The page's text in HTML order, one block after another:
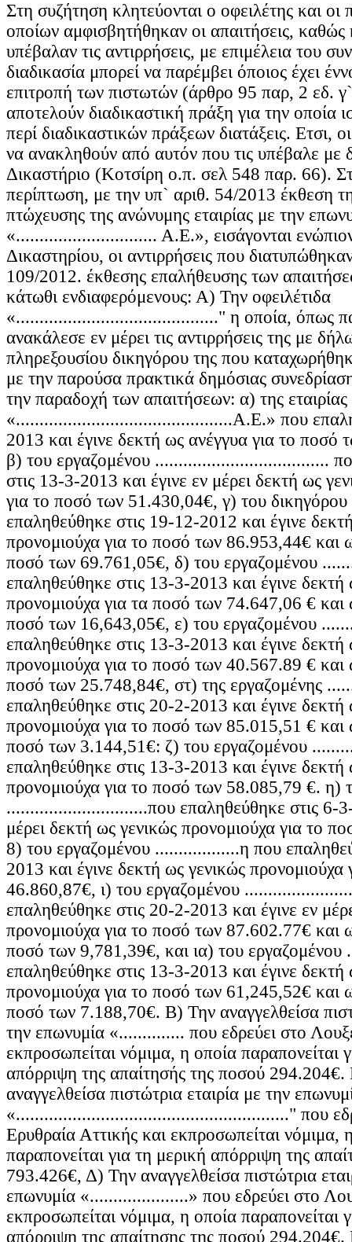
Στη συζήτηση κλητεύονται ο οφειλέτης και οι
οποίων αμφισβητήθηκαν οι απαιτήσεις, καθώς
υπέβαλαν τις αντιρρήσεις, με επιμέλεια του
διαδικασία μπορεί να παρέμβει όποιος έχει
επιτροπή των πιστωτών (άρθρο 95 παρ, 2 εδ.
αποτελούν διαδικαστική πράξη για την οποία
περί διαδικαστικών πράξεων διατάξεις. Ετσι,
να ανακληθούν από αυτόν που τις υπέβαλε με
Δικαστήριο (Κοτσίρη ο.π. σελ 548 παρ. 66).
περίπτωση, με την υπ` αριθ. 54/2013 έκθεση
πτώχευσης της ανώνυμης εταιρίας με την
«.............................. Α.Ε.», εισάγονται
Δικαστηρίου, οι αντιρρήσεις που
109/2012. έκθεσης επαλήθευσης των
κάτωθι ενδιαφερόμενους: Α) Την οφειλέτιδα
«..........................................." η οποία, όπως
ανακάλεσε εν μέρει τις αντιρρήσεις της με
πληρεξουσίου δικηγόρου της που
με την παρούσα πρακτικά δημόσιας
την παραδοχή των απαιτήσεων: α) της
«..............................................Α.Ε.» που
2013 και έγινε δεκτή ως ανέγγυα για το
β) του εργαζομένου .....................................
στις 13-3-2013 και έγινε εν μέρει δεκτή ως
για το ποσό των 51.430,04€, γ) του
επαληθεύθηκε στις 19-12-2012 και έγινε
προνομιούχα για το ποσό των 86.953,44€ και
ποσό των 69.761,05€, δ) του εργαζομένου
επαληθεύθηκε στις 13-3-2013 και έγινε δεκτή
προνομιούχα για τα ποσό των 74.647,06 € και
ποσό των 16,643,05€, ε) του εργαζομένου
επαληθεύθηκε στις 13-3-2013 και έγινε δεκτή
προνομιούχα για το ποσό των 40.567.89 € και
ποσό των 25.748,84€, στ) της εργαζομένης
επαληθεύθηκε στις 20-2-2013 και έγινε δεκτή
προνομιούχα για το ποσό των 85.015,51 € και
ποσό των 3.144,51€: ζ) του εργαζομένου
επαληθεύθηκε στις 13-3-2013 και έγινε δεκτή
προνομιούχα για το ποσό των 58.085,79 €. η)
..............................που επαληθεύθηκε στις 6-
μέρει δεκτή ως γενικώς προνομιούχα για το
8) του εργαζομένου ..................η που
2013 και έγινε δεκτή ως γενικώς
46.860,87€, ι) του εργαζομένου
επαληθεύθηκε στις 20-2-2013 και έγινε εν
προνομιούχα για το ποσό των 87.602.77€ και
ποσό των 9,781,39€, και ια) του
επαληθεύθηκε στις 13-3-2013 και έγινε δεκτή
προνομιούχα για το ποσό των 61,245,52€ και
ποσό των 7.188,70€. Β) Την αναγγελθείσα
την επωνυμία «.............. που εδρεύει στο
εκπροσωπείται νόμιμα, η οποία παραπονείται
απόρριψη της απαίτησής της ποσού
αναγγελθείσα πιστώτρια εταιρία με την
«.........................................................." που
Ερυθραία Αττικής και εκπροσωπείται νόμιμα,
παραπονείται για τη μερική απόρριψη της
793.426€, Δ) Την αναγγελθείσα πιστώτρια
επωνυμία «.....................» που εδρεύει στο
εκπροσωπείται νόμιμα, η οποία παραπονείται
απόρριψη της απαίτησης της ποσού